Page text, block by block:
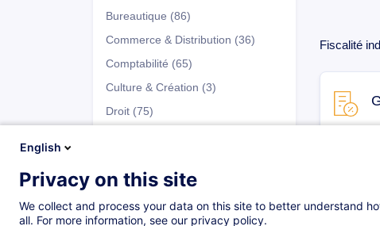
Bureautique (86)
Commerce & Distribution (36)
Comptabilité (65)
Culture & Création (3)
Droit (75)
d’Entreprise (66)
Programmes
Fiscalité
English
Privacy on this site
We collect and process your data on this site to better understand
all. For more information, see our privacy policy.